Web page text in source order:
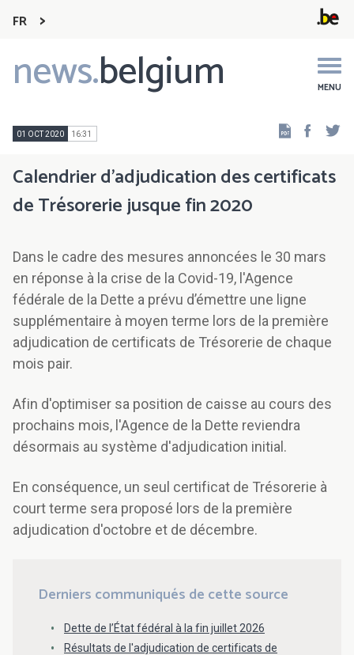
FR
news.belgium MENU
Main
navigation
01 OCT 2020 16:31
Calendrier d’adjudication des certificats
de Trésorerie jusque fin 2020
Dans le cadre des mesures annoncées le 30 mars
en réponse à la crise de la Covid-19, l'Agence
fédérale de la Dette a prévu d’émettre une ligne
supplémentaire à moyen terme lors de la première
adjudication de certificats de Trésorerie de chaque
mois pair.
Afin d'optimiser sa position de caisse au cours des
prochains mois, l'Agence de la Dette reviendra
désormais au système d'adjudication initial.
En conséquence, un seul certificat de Trésorerie à
court terme sera proposé lors de la première
adjudication d'octobre et de décembre.
Derniers communiqués de cette source
Dette de l’État fédéral à la fin juillet 2026
Résultats de l'adjudication de certificats de